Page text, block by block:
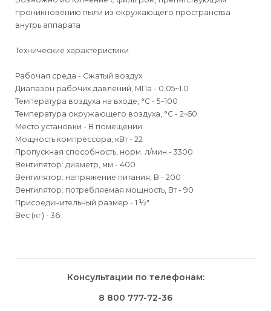
проникновению пыли из окружающего пространства
внутрь аппарата
Технические характеристики
Рабочая среда - Сжатый воздух
Диапазон рабочих давлений, МПа - 0.05~1.0
Температура воздуха на входе, °C - 5~100
Температура окружающего воздуха, °C - 2~50
Место установки - В помещении
Мощность компрессора, кВт - 22
Пропускная способность, норм. л/мин - 3300
Вентилятор: диаметр, мм - 400
Вентилятор: напряжение питания, В - 200
Вентилятор: потребляемая мощность, Вт - 90
Присоединительный размер - 1 ½"
Вес (кг) - 36
лиц
Способ оплаты
лиц
Способыдоставки
Доставка осуществляется транспортными компаниями и
оплачивается покупателем при получении заказа.
лиц
Правила возврата товара, приобретённого
лиц
Консультации по телефонам:
8 800 777-72-36